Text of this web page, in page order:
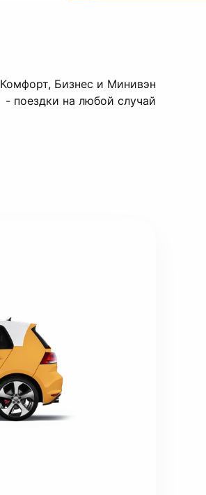
Комфорт, Бизнес и Минивэн
- поездки на любой случай